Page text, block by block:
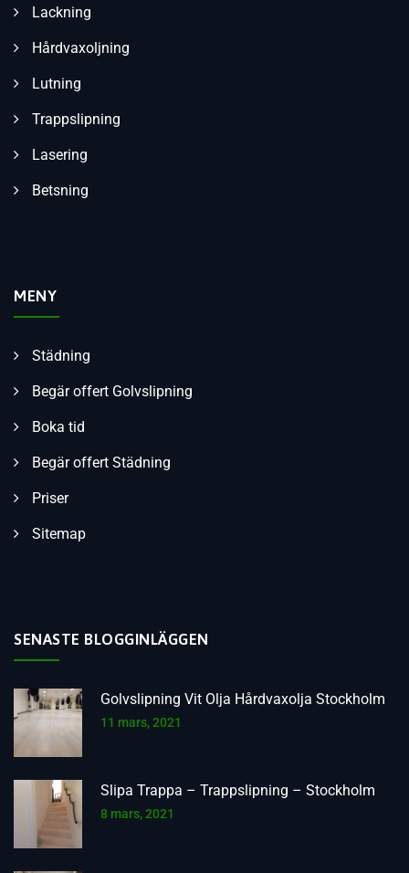
Lackning
Hårdvaxoljning
Lutning
Trappslipning
Lasering
Betsning
MENY
Städning
Begär offert Golvslipning
Boka tid
Begär offert Städning
Priser
Sitemap
SENASTE BLOGGINLÄGGEN
Golvslipning Vit Olja Hårdvaxolja Stockholm
11 mars, 2021
Slipa Trappa – Trappslipning – Stockholm
8 mars, 2021